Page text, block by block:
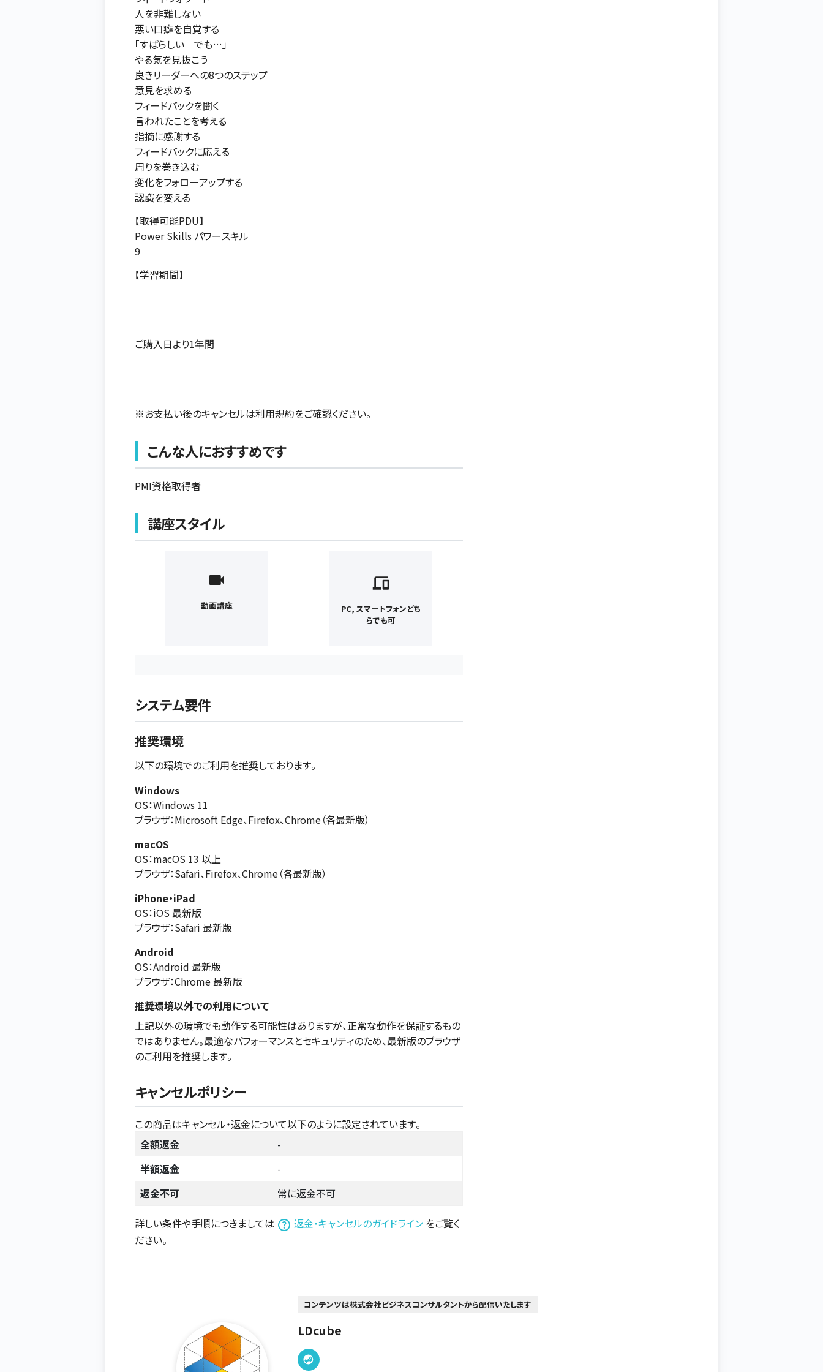
人を非難しない
悪い口癖を自覚する
「すばらしい でも…」
やる気を見抜こう
良きリーダーへの8つのステップ
意見を求める
フィードバックを聞く
言われたことを考える
指摘に感謝する
フィードバックに応える
周りを巻き込む
変化をフォローアップする
認識を変える
【取得可能PDU】
Power Skills パワースキル
9
【学習期間】
ご購入日より1年間
※お支払い後のキャンセルは利用規約をご確認ください。
こんな人におすすめです
PMI資格取得者
講座スタイル
動画講座
PC, スマートフォンどち
らでも可
システム要件
推奨環境
以下の環境でのご利用を推奨しております。
Windows
OS：Windows 11
ブラウザ：Microsoft Edge、Firefox、Chrome（各最新版）
macOS
OS：macOS 13 以上
ブラウザ：Safari、Firefox、Chrome（各最新版）
iPhone・iPad
OS：iOS 最新版
ブラウザ：Safari 最新版
Android
OS：Android 最新版
ブラウザ：Chrome 最新版
推奨環境以外での利用について
上記以外の環境でも動作する可能性はありますが、正常な動作を保証するもの
ではありません。最適なパフォーマンスとセキュリティのため、最新版のブラウザ
のご利用を推奨します。
キャンセルポリシー
この商品はキャンセル・返金について以下のように設定されています。
全額返金
-
半額返金
-
返金不可
常に返金不可
詳しい条件や手順につきましては 返金・キャンセルのガイドライン をご覧く
ださい。
コンテンツは株式会社ビジネスコンサルタントから配信いたします
LDcube